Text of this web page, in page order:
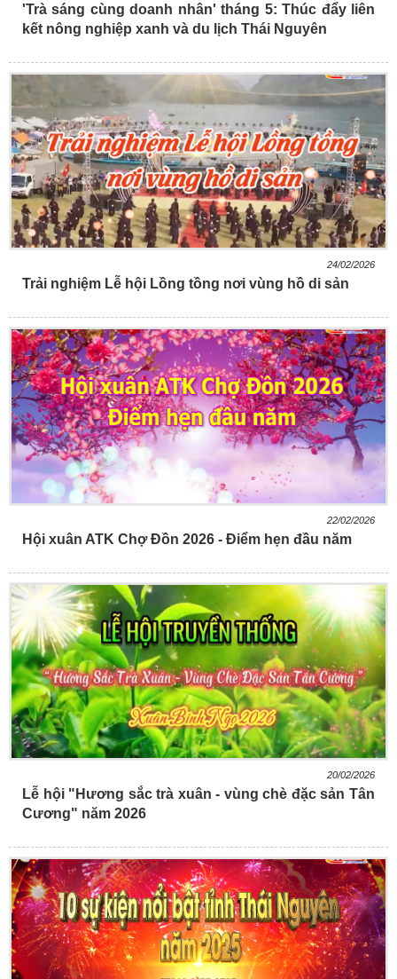
'Trà sáng cùng doanh nhân' tháng 5: Thúc đẩy liên
kết nông nghiệp xanh và du lịch Thái Nguyên
24/02/2026
Trải nghiệm Lễ hội Lồng tồng nơi vùng hồ di sản
22/02/2026
Hội xuân ATK Chợ Đồn 2026 - Điểm hẹn đầu năm
20/02/2026
Lễ hội "Hương sắc trà xuân - vùng chè đặc sản Tân
Cương" năm 2026